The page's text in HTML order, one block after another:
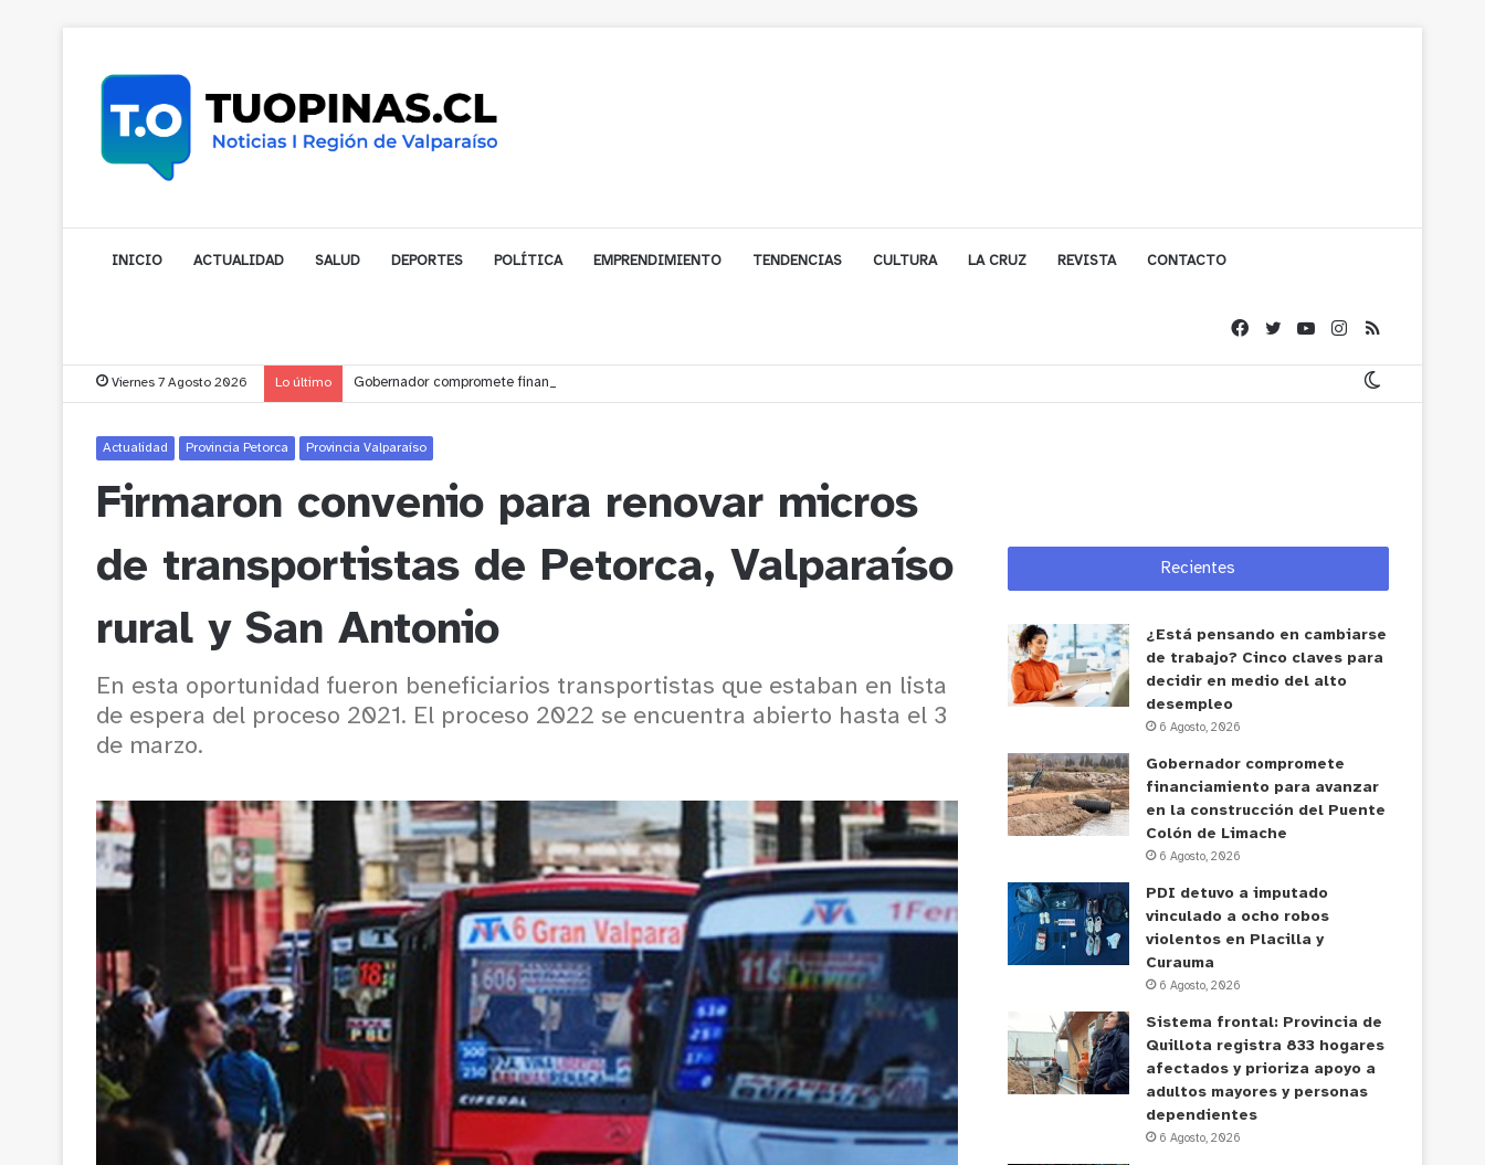
INICIO ACTUALIDAD SALUD DEPORTES POLÍTICA EMPRENDIMIENTO TENDENCIAS CULTURA LA CRUZ REVISTA CONTACTO
Viernes 7 Agosto 2026 Lo último Gobernador compromete financiamiento para avanzar en la construcción del Puente Colón de Limache
Actualidad Provincia Petorca Provincia Valparaíso
Firmaron convenio para renovar micros
de transportistas de Petorca, Valparaíso
rural y San Antonio
En esta oportunidad fueron beneficiarios transportistas que estaban en lista
de espera del proceso 2021. El proceso 2022 se encuentra abierto hasta el 3
de marzo.
Recientes
¿Está pensando en cambiarse
de trabajo? Cinco claves para
decidir en medio del alto
desempleo
6 Agosto, 2026
Gobernador compromete
financiamiento para avanzar
en la construcción del Puente
Colón de Limache
6 Agosto, 2026
PDI detuvo a imputado
vinculado a ocho robos
violentos en Placilla y
Curauma
6 Agosto, 2026
Sistema frontal: Provincia de
Quillota registra 833 hogares
afectados y prioriza apoyo a
adultos mayores y personas
dependientes
6 Agosto, 2026